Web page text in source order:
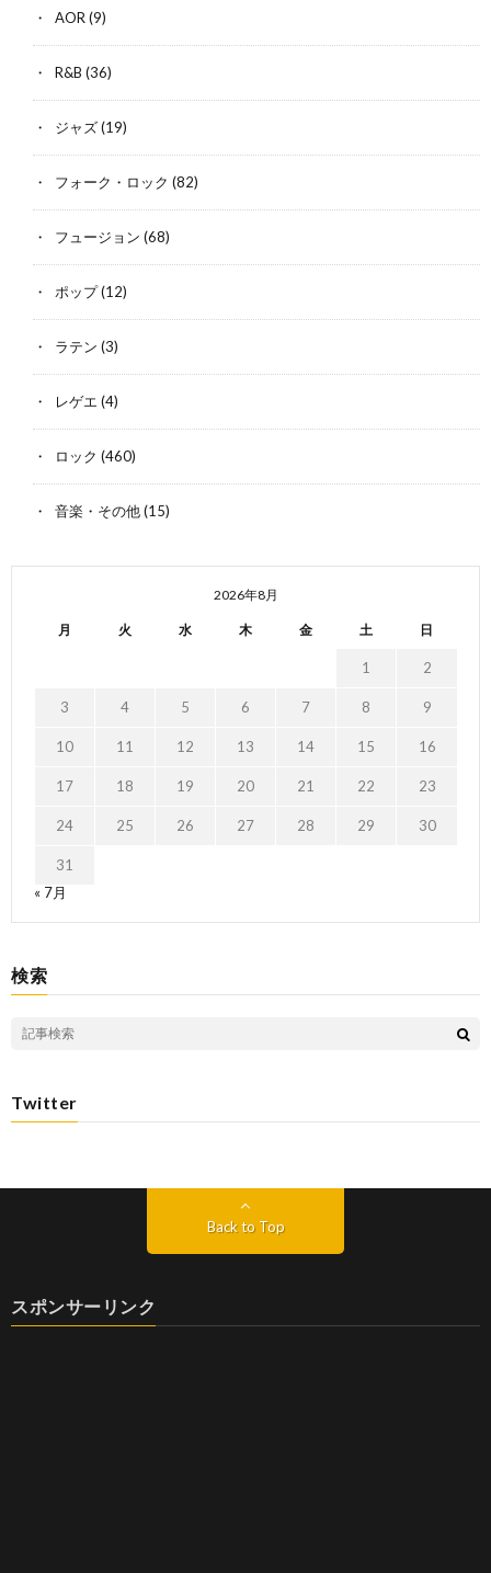
AOR (9)
R&B (36)
ジャズ(19)
フォーク・ロック (82)
フュージョン (68)
ポップ(12)
ラテン (3)
レゲエ (4)
ロック (460)
音楽・その他(15)
2026年8月
月 火 水 木 金 土 日
1 2
3 4 5 6 7 8 9
10 11 12 13 14 15 16
17 18 19 20 21 22 23
24 25 26 27 28 29 30
31
« 7月
検索
Twitter
Back to Top
スポンサーリンク